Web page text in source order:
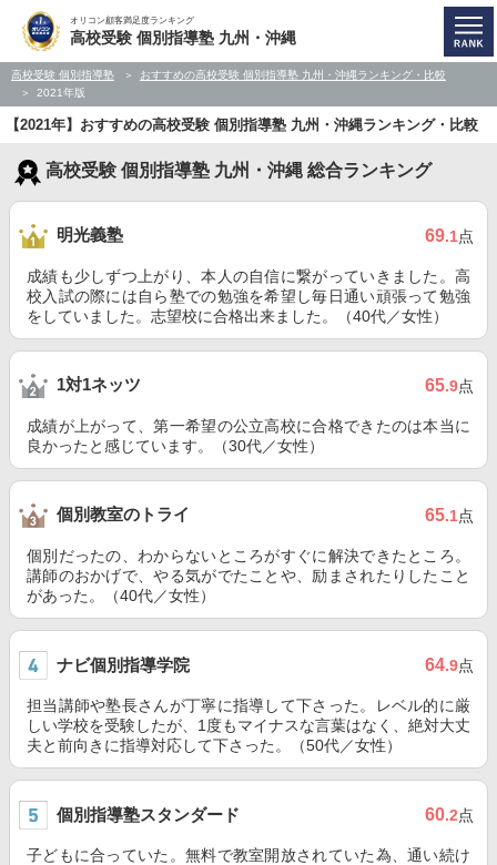
オリコン顧客満足度ランキング
高校受験 個別指導塾 九州・沖縄
高校受験 個別指導塾
おすすめの高校受験 個別指導塾 九州・沖縄ランキング・比較
2021年版
【2021年】おすすめの高校受験 個別指導塾 九州・沖縄ランキング・比較
高校受験 個別指導塾 九州・沖縄 総合ランキング
明光義塾 69.1点
成績も少しずつ上がり、本人の自信に繋がっていきました。高
校入試の際には自ら塾での勉強を希望し毎日通い頑張って勉強
をしていました。志望校に合格出来ました。（40代／女性）
1対1ネッツ 65.9点
成績が上がって、第一希望の公立高校に合格できたのは本当に
良かったと感じています。（30代／女性）
個別教室のトライ 65.1点
個別だったの、わからないところがすぐに解決できたところ。
講師のおかげで、やる気がでたことや、励まされたりしたこと
があった。（40代／女性）
ナビ個別指導学院 64.9点
担当講師や塾長さんが丁寧に指導して下さった。レベル的に厳
しい学校を受験したが、1度もマイナスな言葉はなく、絶対大丈
夫と前向きに指導対応して下さった。（50代／女性）
個別指導塾スタンダード 60.2点
子どもに合っていた。無料で教室開放されていた為、通い続け